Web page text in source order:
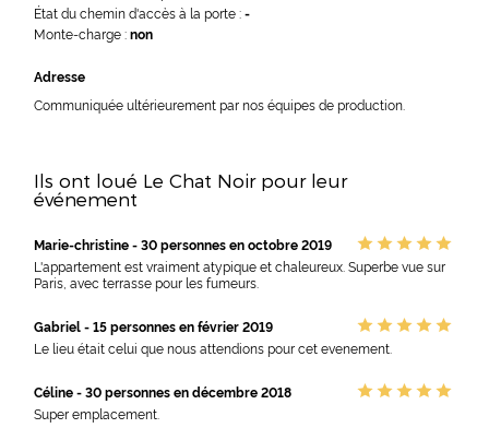
État du chemin d'accès à la porte :-
Monte-charge :non
Adresse
Communiquée ultérieurement par nos équipes de production.
Ils ont loué Le Chat Noir pour leur
événement
Marie-christine - 30 personnes en octobre 2019
L'appartement est vraiment atypique et chaleureux. Superbe vue sur
Paris, avec terrasse pour les fumeurs.
Gabriel - 15 personnes en février 2019
Le lieu était celui que nous attendions pour cet evenement.
Céline - 30 personnes en décembre 2018
Super emplacement.